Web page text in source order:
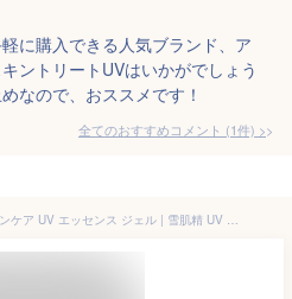
に購入できる人気ブランド、ア
ントリートUVはいかがでしょう
なので、おススメです！
全てのおすすめコメント (1件) >
KOSE(コーセー) 雪肌精 スキンケア UV エッセンス ジェル | 雪肌精 UV ジェル 日焼け止め スキンケア 夏対策 紫外線対策 保湿 ジェル 美容液 | 雪肌精 UV エッセンス ジェル 日焼け止め スキンケア UVジェル 紫外線対策 保湿 美容液 UVケア